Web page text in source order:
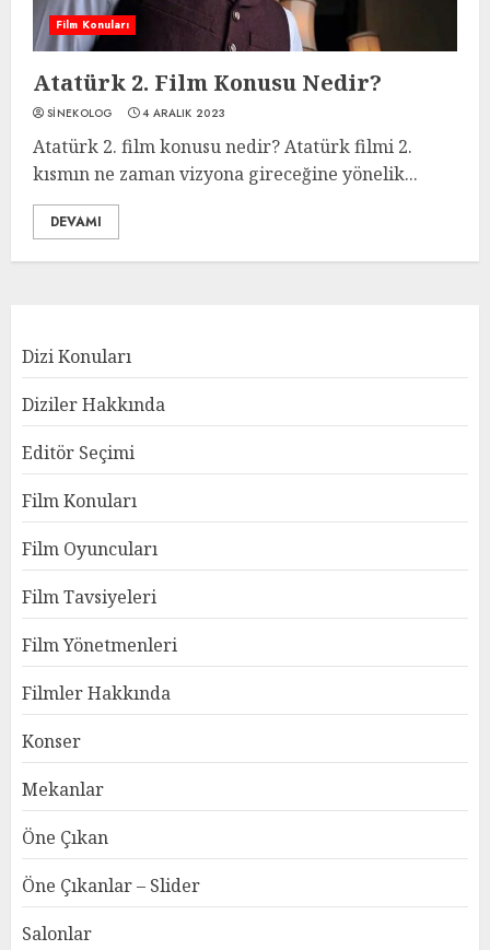
Film Konuları
Atatürk 2. Film Konusu Nedir?
SINEKOLOG 4 ARALIK 2023
Atatürk 2. film konusu nedir? Atatürk filmi 2.
kısmın ne zaman vizyona gireceğine yönelik...
DEVAMI
Dizi Konuları
Diziler Hakkında
Editör Seçimi
Film Konuları
Film Oyuncuları
Film Tavsiyeleri
Film Yönetmenleri
Filmler Hakkında
Konser
Mekanlar
Öne Çıkan
Öne Çıkanlar – Slider
Salonlar